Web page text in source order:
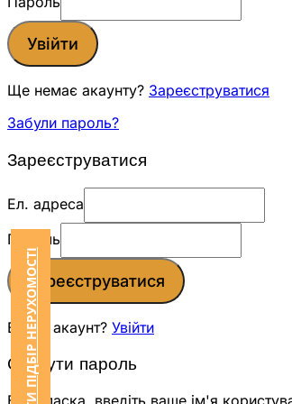
ЗАМОВИТИ ПІДБІР НЕРУХОМОСТІ
Увійти
Ще немає акаунту? Зареєструватися
Забули пароль?
Зареєструватися
Ел. адреса
Пароль
Зареєструватися
Вже є акаунт? Увійти
Скинути пароль
Будь ласка, введіть ваше ім'я